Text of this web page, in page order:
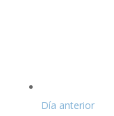
Día anterior